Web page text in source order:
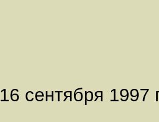
16 сентября 1997